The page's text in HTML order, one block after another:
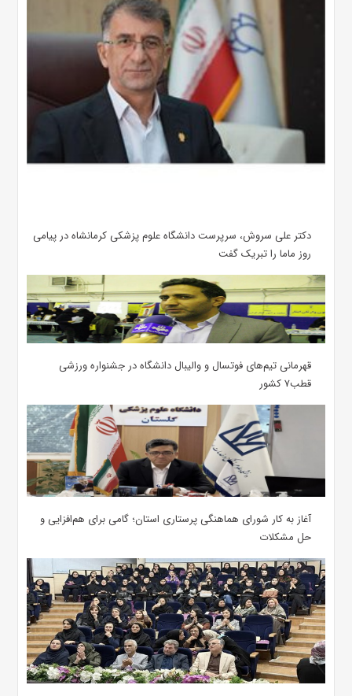
دکتر علی سروش، سرپرست دانشگاه علوم پزشکی کرمانشاه در پیامی
روز ماما را تبریک گفت
قهرمانی تیم‌های فوتسال و والیبال دانشگاه در جشنواره ورزشی
قطب۷ کشور
آغاز به کار شورای هماهنگی پرستاری استان؛ گامی برای هم‌افزایی و
حل مشکلات